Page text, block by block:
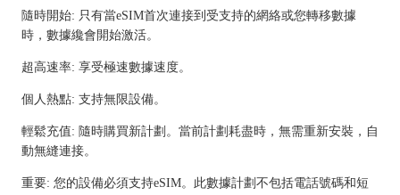
隨時開始: 只有當eSIM首次連接到受支持的網絡或您轉移數據
時，數據纔會開始激活。
超高速率: 享受極速數據速度。
個人熱點: 支持無限設備。
輕鬆充值: 隨時購買新計劃。當前計劃耗盡時，無需重新安裝，自
動無縫連接。
重要: 您的設備必須支持eSIM。此數據計劃不包括電話號碼和短